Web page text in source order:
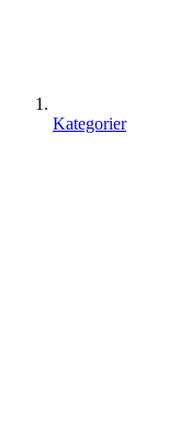
Kategorier